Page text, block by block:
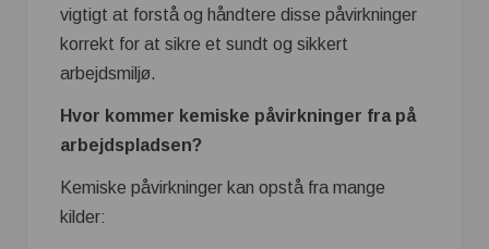
vigtigt at forstå og håndtere disse påvirkninger
korrekt for at sikre et sundt og sikkert
arbejdsmiljø.
Hvor kommer kemiske påvirkninger fra på
arbejdspladsen?
Kemiske påvirkninger kan opstå fra mange
kilder: